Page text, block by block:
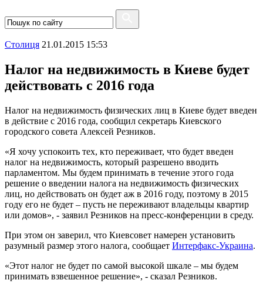
Столиця 21.01.2015 15:53
Налог на недвижимость в Киеве будет
действовать с 2016 года
Налог на недвижимость физических лиц в Киеве будет введен
в действие с 2016 года, сообщил секретарь Киевского
городского совета Алексей Резников.
«Я хочу успокоить тех, кто переживает, что будет введен
налог на недвижимость, который разрешено вводить
парламентом. Мы будем принимать в течение этого года
решение о введении налога на недвижимость физических
лиц, но действовать он будет аж в 2016 году, поэтому в 2015
году его не будет – пусть не переживают владельцы квартир
или домов», - заявил Резников на пресс-конференции в среду.
При этом он заверил, что Киевсовет намерен установить
разумный размер этого налога, сообщает Интерфакс-Украина.
«Этот налог не будет по самой высокой шкале – мы будем
принимать взвешенное решение», - сказал Резников.